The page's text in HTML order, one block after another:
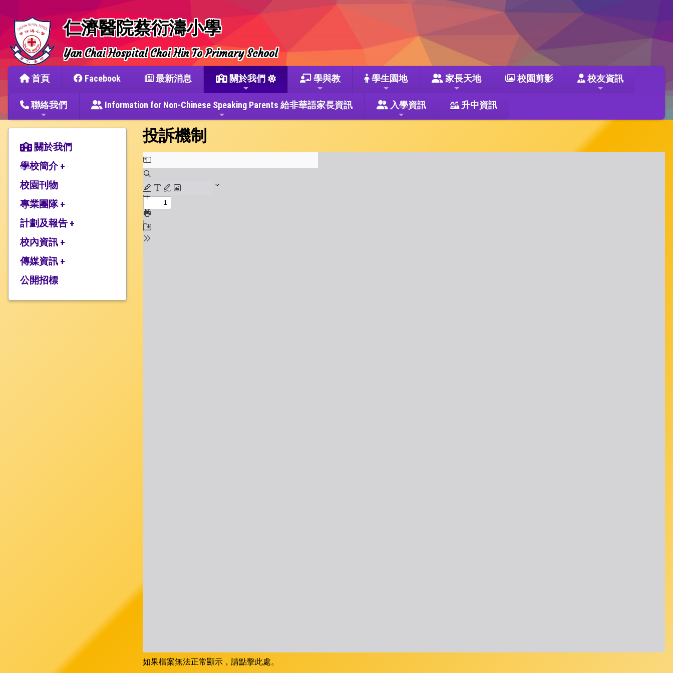
仁濟醫院蔡衍濤小學
Yan Chai Hospital Choi Hin To Primary School
首頁 Facebook 最新消息 關於我們 學與教 學生園地 家長天地 校園剪影 校友資訊
聯絡我們 Information for Non-Chinese Speaking Parents 給非華語家長資訊 入學資訊 升中資訊
關於我們
學校簡介 +
辦學宗旨與簡史
仁濟教育簡介
本校捐建人介紹
校監的話
校園刊物
專業團隊 +
教師團隊
行政架構
計劃及報告 +
2025-2026年度計劃
2024-2025年度報告
2024-2025年度計劃
校內資訊 +
學校設施
校服樣式
傳媒資訊 +
媒體報道
公開招標
投訴機制
如果檔案無法正常顯示，請點擊此處。